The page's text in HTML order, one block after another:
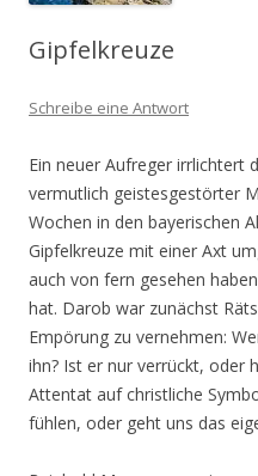
Gipfelkreuze
Schreibe eine Antwort
Ein neuer Aufreger irrlichtert
vermutlich geistesgestörter
Wochen in den bayerischen
Gipfelkreuze mit einer Axt
auch von fern gesehen
hat. Darob war zunächst
Empörung zu vernehmen:
ihn? Ist er nur verrückt, oder
Attentat auf christliche
fühlen, oder geht uns das